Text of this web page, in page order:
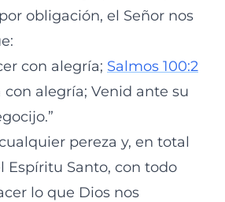
obligación, el Señor nos
con alegría; Salmos 100:2
con alegría; Venid ante su
pereza y, en total
Espíritu Santo, con todo
lo que Dios nos